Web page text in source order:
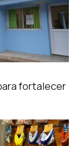
fortalecer